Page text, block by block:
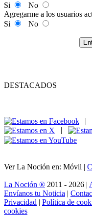
Si
No
Agregarme a los usuarios
Si
No
DESTACADOS
|
|
Ver La Noción en: Móvil |
La Noción ® 2011 - 2026 |
Envíanos tu Noticia |
Privacidad | Política de
cookies